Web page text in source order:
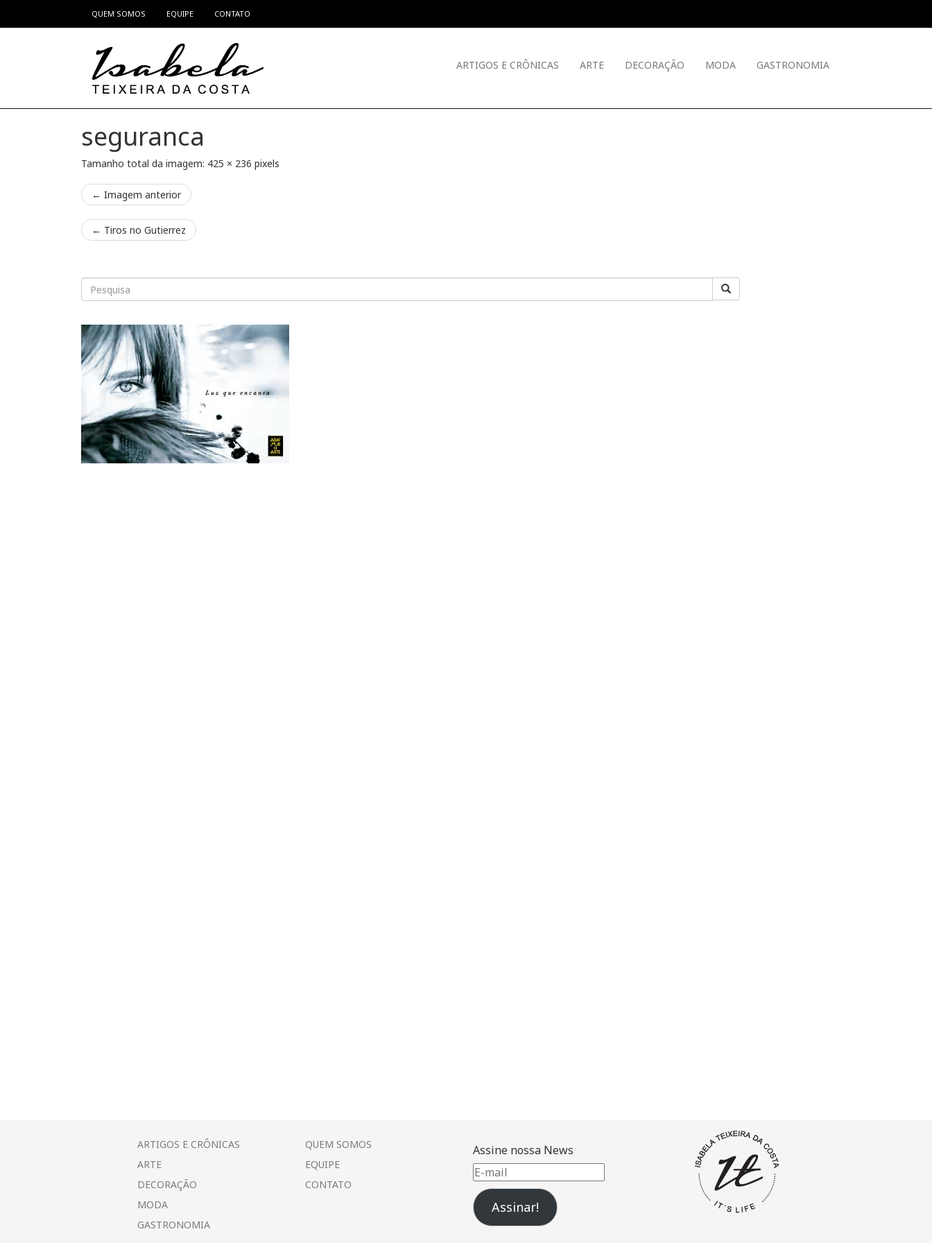
Pular para o conteúdo
QUEM SOMOS EQUIPE CONTATO
ARTIGOS E CRÔNICAS ARTE DECORAÇÃO MODA GASTRONOMIA
seguranca
Tamanho total da imagem: 425 × 236 pixels
← Imagem anterior
← Tiros no Gutierrez
ARTIGOS E CRÔNICAS
ARTE
DECORAÇÃO
MODA
GASTRONOMIA
QUEM SOMOS
EQUIPE
CONTATO
Assine nossa News
E-
mail
Assinar!